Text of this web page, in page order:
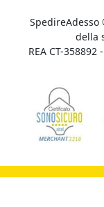
della
REA CT-358892